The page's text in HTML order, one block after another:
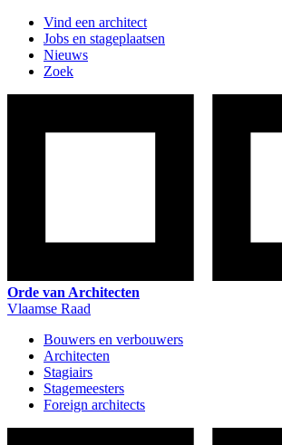
Vind een architect
Jobs en stageplaatsen
Nieuws
Zoek
Orde van Architecten
Vlaamse Raad
Bouwers en verbouwers
Architecten
Stagiairs
Stagemeesters
Foreign architects